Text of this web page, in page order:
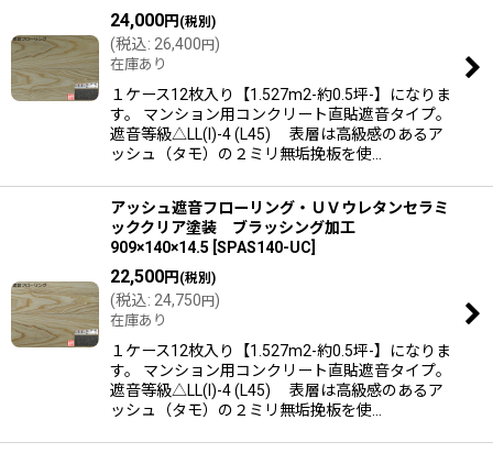
24,000円 (税別)
(税込: 26,400円)
在庫あり
１ケース12枚入り【1.527m2-約0.5坪-】になりま
す。 マンション用コンクリート直貼遮音タイプ。
遮音等級△LL(I)-4 (L45) 表層は高級感のあるア
ッシュ（タモ）の２ミリ無垢挽板を使…
アッシュ遮音フローリング・ＵＶウレタンセラミ
ッククリア塗装 ブラッシング加工
909×140×14.5 SPAS140-UC
22,500円 (税別)
(税込: 24,750円)
在庫あり
１ケース12枚入り【1.527m2-約0.5坪-】になりま
す。 マンション用コンクリート直貼遮音タイプ。
遮音等級△LL(I)-4 (L45) 表層は高級感のあるア
ッシュ（タモ）の２ミリ無垢挽板を使…